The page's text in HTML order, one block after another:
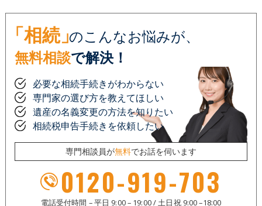
「相続」のこんなお悩みが、
無料相談で解決！
必要な相続手続きがわからない
専門家の選び方を教えてほしい
遺産の名義変更の方法を知りたい
相続税申告手続きを依頼したい
専門相談員が無料でお話を伺います
0120-919-703